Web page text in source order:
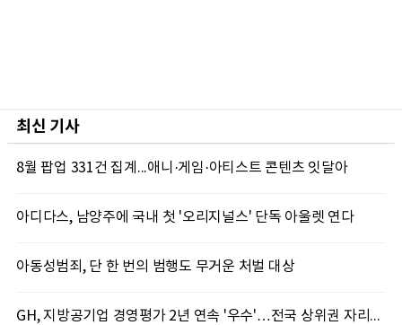
최신 기사
8월 팝업 331건 집계...애니·게임·아티스트 콘텐츠 잇달아
아디다스, 남양주에 국내 첫 '오리지널스' 단독 아울렛 연다
아동성범죄, 단 한 번의 범행도 무거운 처벌 대상
GH, 지방공기업 경영평가 2년 연속 '우수'…전국 상위권 자리매김